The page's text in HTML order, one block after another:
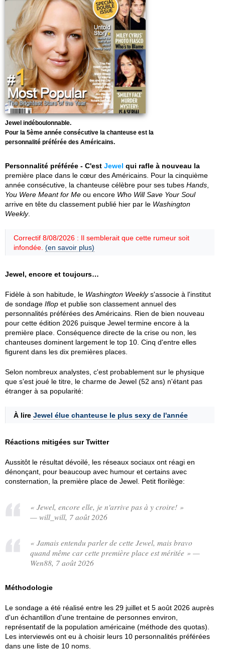
Jewel indéboulonnable.
Pour la 5ème année consécutive la chanteuse est la
personnalité préférée des Américains.
Personnalité préférée - C'est Jewel qui rafle à nouveau la
première place dans le cœur des Américains. Pour la cinquième
année consécutive, la chanteuse célèbre pour ses tubes Hands
You Were Meant for Me ou encore Who Will Save Your Soul
arrive en tête du classement publié hier par le Washington
Weekly.
Correctif 8/08/2026 : Il semblerait que cette rumeur soit
infondée. (en savoir plus)
Jewel, encore et toujours…
Fidèle à son habitude, le Washington Weeklys'associe à l'institut
de sondage Iflop et publie son classement annuel des
personnalités préférées des Américains. Rien de bien nouveau
pour cette édition 2026 puisque Jewel termine encore à la
première place. Conséquence directe de la crise ou non, les
chanteuses dominent largement le top 10. Cinq d'entre elles
figurent dans les dix premières places.
Selon nombreux analystes, c'est probablement sur le physique
que s'est joué le titre, le charme de Jewel (52 ans) n'étant pas
étranger à sa popularité:
À lire Jewel élue chanteuse le plus sexy de l'année
Réactions mitigées sur Twitter
Aussitôt le résultat dévoilé, les réseaux sociaux ont réagi en
dénonçant, pour beaucoup avec humour et certains avec
consternation, la première place de Jewel. Petit florilège:
« Jewel, encore elle, je n'arrive pas à y croire! »
— will_will, 7 août 2026
« Jamais entendu parler de cette Jewel, mais bravo
quand même car cette première place est méritée » —
Wen88, 7 août 2026
Méthodologie
Le sondage a été réalisé entre les 29 juillet et 5 août 2026 auprès
d'un échantillon d'une trentaine de personnes environ,
représentatif de la population américaine (méthode des quotas).
Les interviewés ont eu à choisir leurs 10 personnalités préférées
dans une liste de 10 noms.